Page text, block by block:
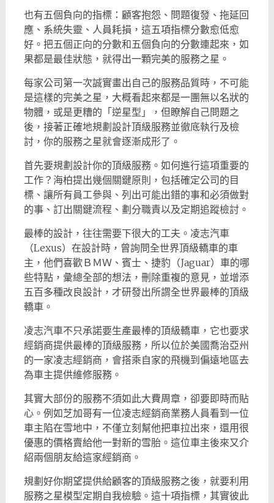
也有五個負向的指標：顧客抱怨、問題復發、拖延回
應、系統失靈、人員耗損，這五項指標分數愈低愈
好。 把五個正向的分數和五個負向的分數連起來，如
果都是最佳狀態，就得出一顆完美的服務之星。
每家公司第一次誠實畫出自己的服務品質時，不可能
是這樣的完美之星，大概看起來都是一團無以名狀的
物體，或是更糟的「逆星型」，但瞭解自己問題之
後，接著正確地規劃設計頂級服務並徹底執行及檢
討，你的服務之星就會逐漸成形了。
首先要規劃設計你的頂級服務。如何進行這項重要的
工作？海柏提出幾個關鍵原則，包括確定公司的目
標、讓所有員工參與、列出可能出錯的事和必須做對
的事、訂出關鍵流程、劃分職責以及定期追蹤檢討。
最棒的設計，往往需要下很大的工夫。凌志汽車
（Lexus）在設計時，曾詢問全世界頂級轎車的車
主，他們喜歡ＢＭＷ、賓士、捷豹（Jaguar）車的哪
些特點，彙總全部的想法，刪除重複的意見，並增添
五百多種改良設計，才研發出所謂全世界最棒的頂級
轎車。
凌志汽車不只承諾要生產最棒的頂級轎車，它也要求
經銷商提供最棒的頂級服務，所以位於美國喬治亞州
的一家凌志經銷商，會搭乘自家的飛機到偏遠地區去
為車主提供維修服務。
其實大部份的服務不須如此大費周章，卻要即時而貼
心。例如芝加哥有一位凌志經銷商業務人員看到一位
車主陷在雪地中，不僅立刻幫他把車拉出來，還用很
優惠的價格賣給他一對新的雪胎。這位車主後來又介
紹兩個朋友給這家經銷商。
規劃好你期望提供給顧客的頂級服務之後，就要利用
服務之星模型定期自我檢驗。這十項指標，其實彼此